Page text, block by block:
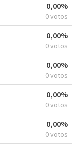
0,00%
0 votos
0,00%
0 votos
0,00%
0 votos
0,00%
0 votos
0,00%
0 votos